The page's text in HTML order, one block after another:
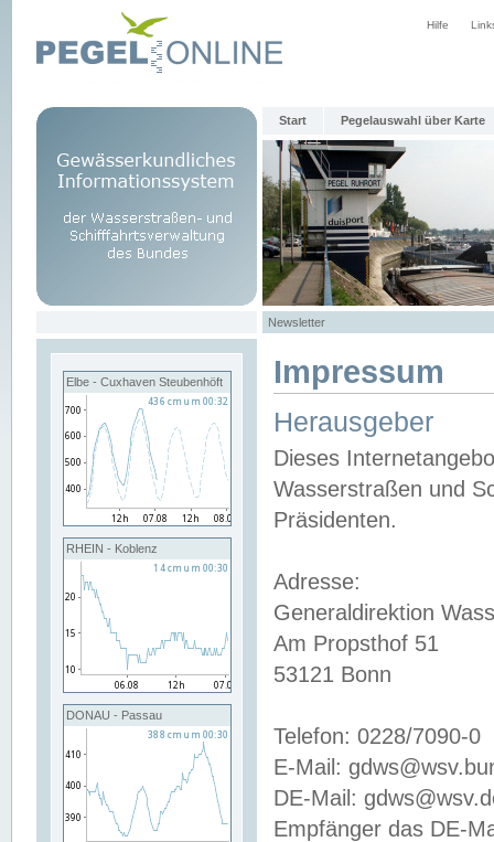
Hilfe
Start Pegelauswahl über Karte
Newsletter
Elbe - Cuxhaven Steubenhöft
RHEIN - Koblenz
DONAU - Passau
Impressum
Herausgeber
Dieses
Wasserstraßen und
Präsidenten.
Adresse:
Generaldirektion
Am Propsthof 51
53121 Bonn
Telefon: 0228/7090-0
E-Mail:
DE-Mail:
Empfänger das DE-